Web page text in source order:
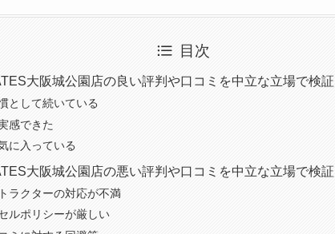
目次
大阪城公園店の良い評判や口コミを中立な立場で検証
として続いている
感できた
に入っている
大阪城公園店の悪い評判や口コミを中立な立場で検証
ラクターの対応が不満
ルポリシーが厳しい